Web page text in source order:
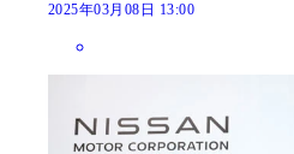
2025年03月08日 13:00